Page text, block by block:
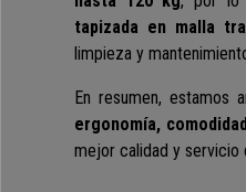
tapizada en malla
limpieza y
En resumen, estamos
ergonomía,
mejor calidad y servicio